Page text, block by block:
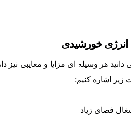
انرژی خورشیدی
دانید هر وسیله ای مزایا و معایبی نیز
زیر اشاره کنیم:
فضای زیاد